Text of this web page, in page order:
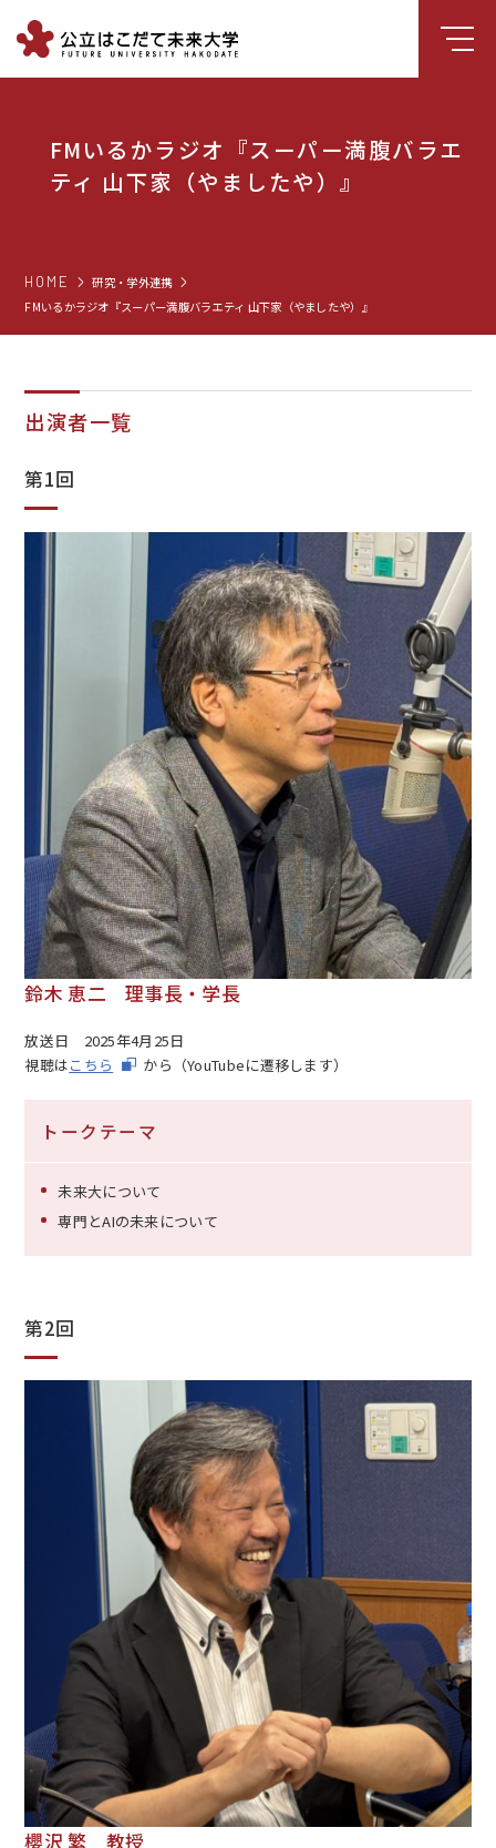
コンセプト動画
学部
学生生活
図書館
お問合せ
FMいるかラジオ『スーパー満腹バラエ
ティ 山下家（やましたや）』
HOME
研究・学外連携
FMいるかラジオ『スーパー満腹バラエティ 山下家（やましたや）』
出演者一覧
第1回
鈴木 恵二 理事長・学長
放送日 2025年4月25日
視聴はこちら から（YouTubeに遷移します）
トークテーマ
未来大について
専門とAIの未来について
第2回
櫻沢 繁 教授